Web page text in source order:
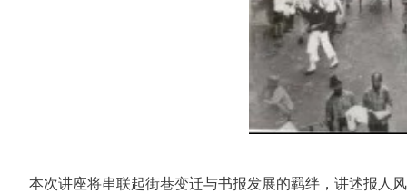
本次讲座将串联起街巷变迁与书报发展的羁绊，讲述报人